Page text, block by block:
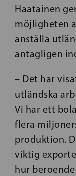
Haatainen
möjligheten
anställa
antagligen
– Det har
utländska
Vi har ett
flera
produktion.
viktig
hur